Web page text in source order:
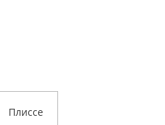
Плиссе